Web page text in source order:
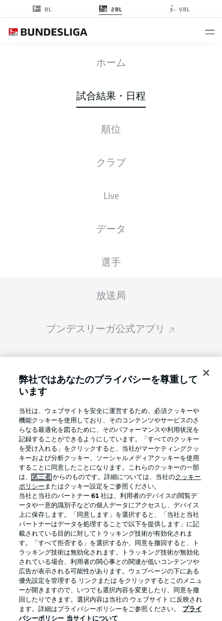
BL 2BL VBL
ホーム
試合結果・日程
順位
クラブ
Live
データ
選手
放送局
ブンデスリーガ公式アプリ
ファンタジー・マネジャー
言語をお選びください
日本語 Display Mode
ログイン
KSV FCM
スターティングメンバー
スターティングメンバーは試合開始の 60分前
Football as it's meant to be
BUNDESLIGA APP
弊社ではあなたのプライバシーを尊重して
います
当社は、ウェブサイトを安全に運営するため、必須クッキーや
機能クッキーを使用しており、そのコンテンツやサービスのさ
らなる最適化を図るために、そのパフォーマンスや利用状況を
記録することができるようにしています。「すべてのクッキー
を受け入れる」をクリックすると、当社がマーケティングクッ
キーおよび分析クッキー、ソーシャルメディアクッキーを使用
することに同意したことになります。これらのクッキーの一部
は、第三者 からのものです。詳細については、当社のクッキー
ポリシー またはクッキー設定をご参照ください。
当社と当社のパートナー61 社は、利用者のデバイスの閲覧デ
ータや一意的識別子などの個人データにアクセスし、デバイス
上に保存します。「同意します」を選択すると、「当社と当社
パートナーはデータを処理することで以下を提供します」に記
載されている目的に対してトラッキング技術が有効化されま
す。「すべて拒否する」を選択するか、同意を撤回すると、ト
ラッキング技術は無効化されます。トラッキング技術が無効化
されている場合、利用者の関心事との関連が低いコンテンツや
広告が表示される可能性があります。ウェブページの下にある
優先設定を管理する リンクまたは をクリックするとこのメニュ
ーが開きますので、いつでも選択内容を変更したり、同意を撤
回したりできます。選択内容は当社の ウェブサイト に反映され
ます。詳細はプライバシーポリシーをご参照ください。
プライ
バシーポリシー 当サイトについて